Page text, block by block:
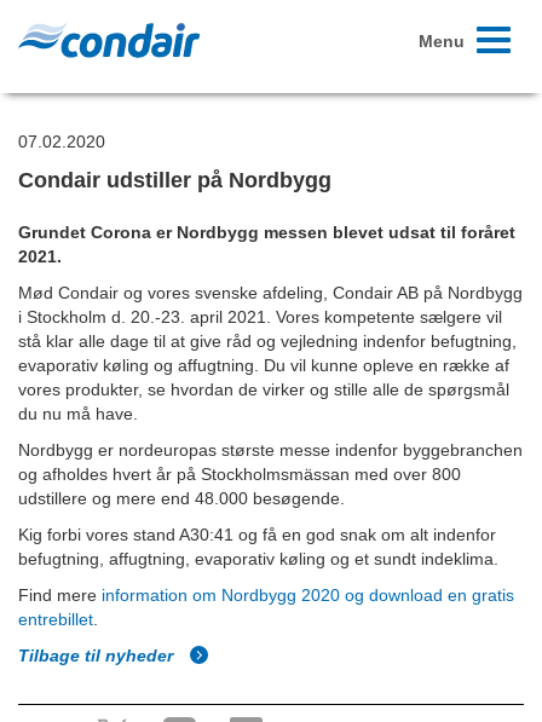
Toggle
Menu
07.02.2020
Condair udstiller på Nordbygg
Grundet Corona er Nordbygg messen blevet udsat til foråret
2021.
Mød Condair og vores svenske afdeling, Condair AB på Nordbygg
i Stockholm d. 20.-23. april 2021. Vores kompetente sælgere vil
stå klar alle dage til at give råd og vejledning indenfor befugtning,
evaporativ køling og affugtning. Du vil kunne opleve en række af
vores produkter, se hvordan de virker og stille alle de spørgsmål
du nu må have.
Nordbygg er nordeuropas største messe indenfor byggebranchen
og afholdes hvert år på Stockholmsmässan med over 800
udstillere og mere end 48.000 besøgende.
Kig forbi vores stand A30:41 og få en god snak om alt indenfor
befugtning, affugtning, evaporativ køling og et sundt indeklima.
Find mere information om Nordbygg 2020 og download en gratis
entrebillet
Tilbage til nyheder